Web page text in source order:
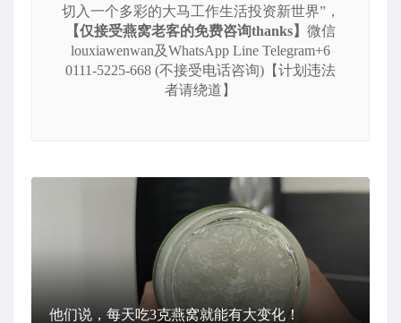
切入一个多彩的大马工作生活投资新世界”，
【仅接受燕窝老客的免费咨询thanks】 微信
louxiawenwan及WhatsApp Line Telegram+6
0111-5225-668 (不接受电话咨询)【计划违法
者请绕道】
他们说，每天吃3克燕窝就能有大变化！